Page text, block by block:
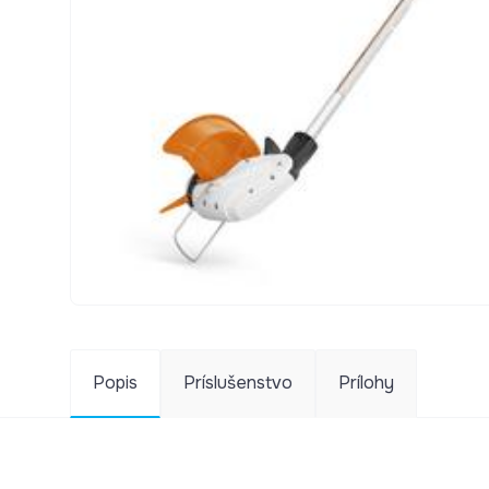
Popis Príslušenstvo Prílohy